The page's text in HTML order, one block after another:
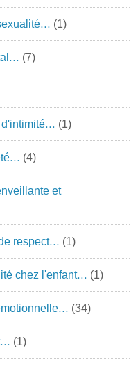
(1)
(7)
d'intimité… (1)
(4)
et
respect… (1)
chez l'enfant… (1)
(34)
(1)